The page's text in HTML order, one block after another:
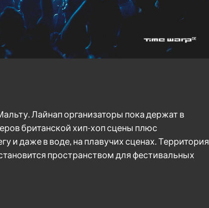
Лайнап организаторы пока держат в
британской хип-хоп сцены плюс
и даже в воде, на плавучих сценах. Территория
пространством для фестивальных